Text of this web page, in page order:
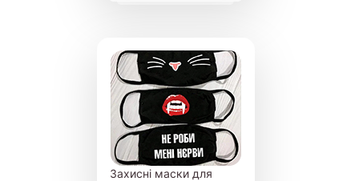
Захисні маски для